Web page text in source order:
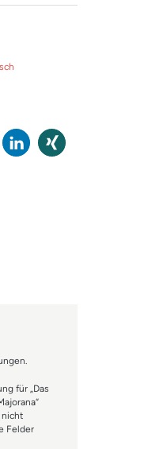
für „Das
nicht
Felder